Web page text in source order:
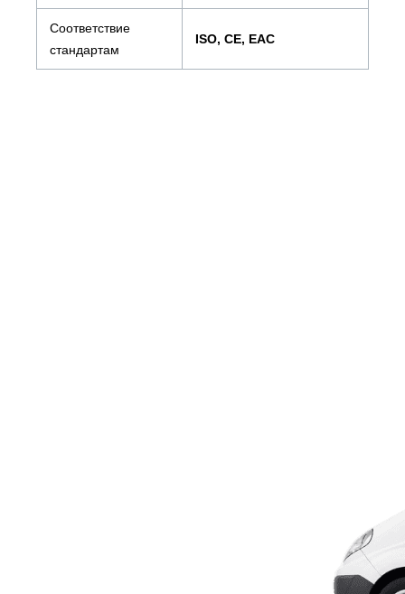
Соответствие
стандартам
ISO, CE, EAC